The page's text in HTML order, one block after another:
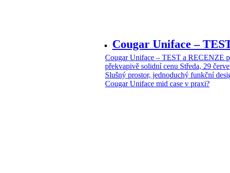
Cougar Uniface –
Cougar Uniface – TEST a RECENZE
překvapivě solidní cenu Středa, 29
Slušný prostor, jednoduchý funkční
Cougar Uniface mid case v praxi?